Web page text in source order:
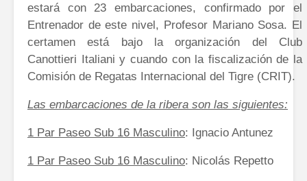
estará con 23 embarcaciones, confirmado por el
Entrenador de este nivel, Profesor Mariano Sosa. El
certamen está bajo la organización del Club
Canottieri Italiani y cuando con la fiscalización de la
Comisión de Regatas Internacional del Tigre (CRIT).
Las embarcaciones de la ribera son las siguientes:
1 Par Paseo Sub 16 Masculino: Ignacio Antunez
1 Par Paseo Sub 16 Masculino: Nicolás Repetto